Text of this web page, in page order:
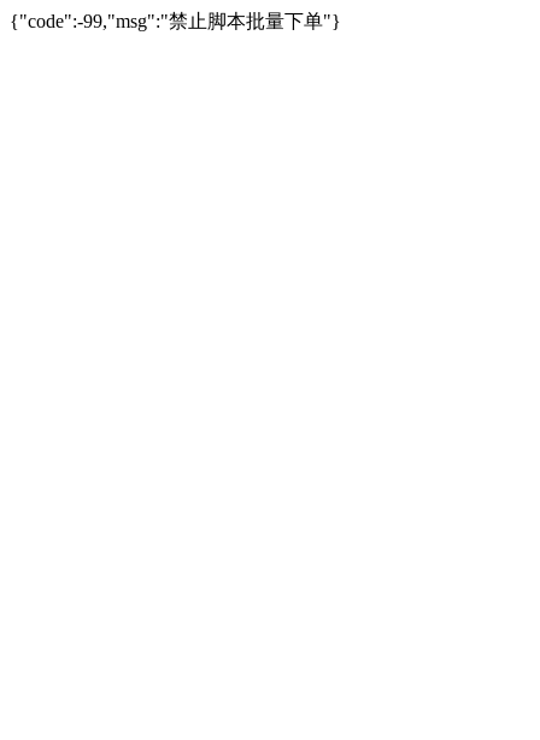
{"code":-99,"msg":"禁止脚本批量下单"}